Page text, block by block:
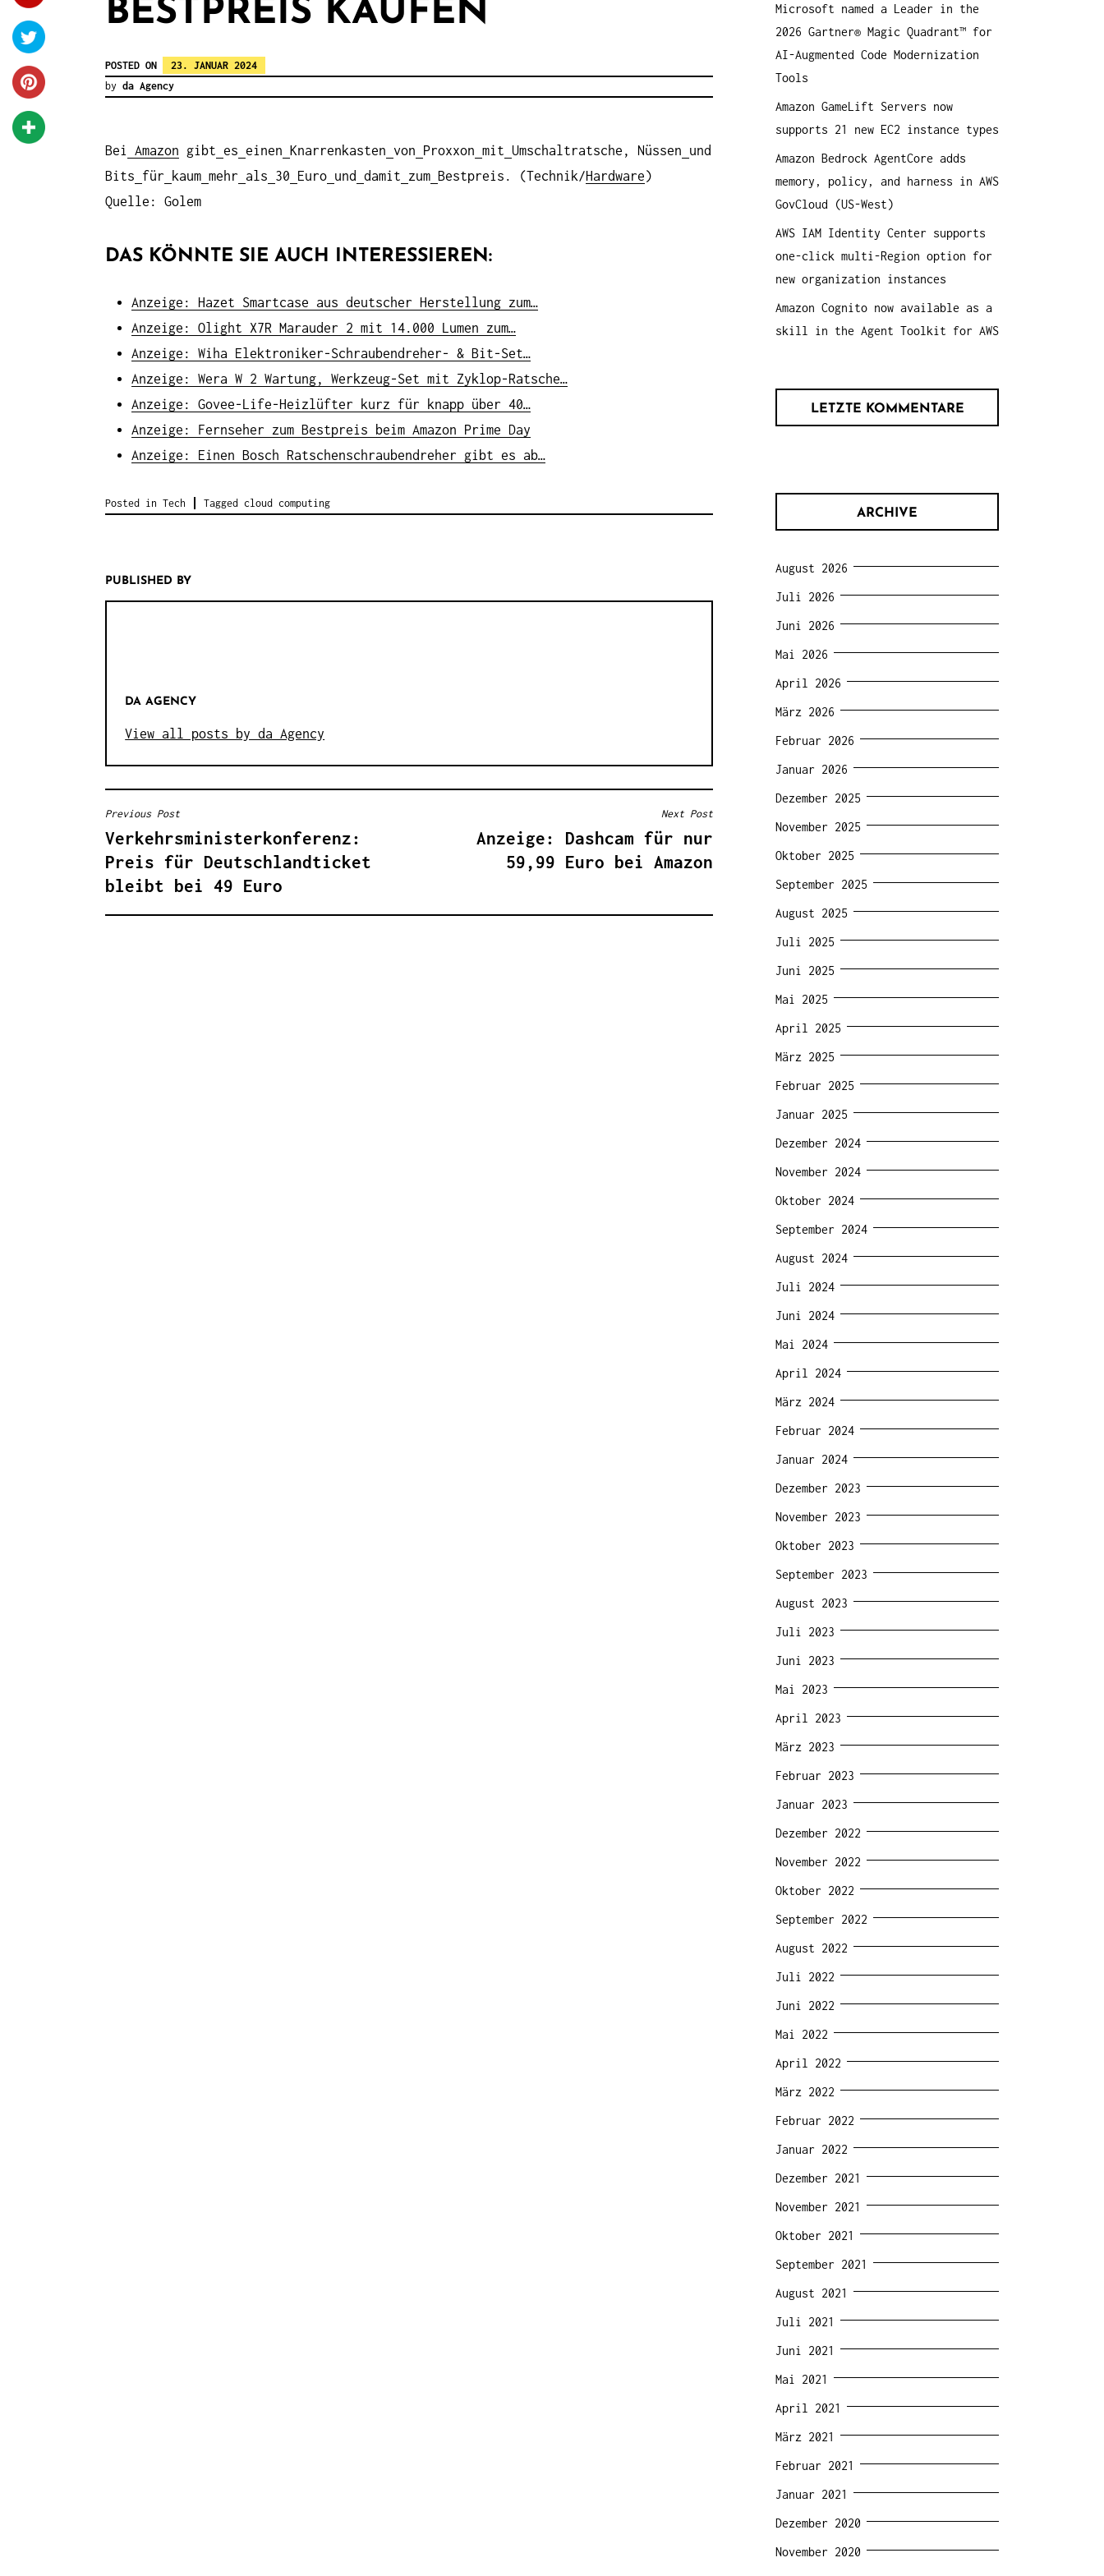
BESTPREIS KAUFEN
POSTED ON
23. JANUAR 2024
by da Agency
Bei Amazon gibt es einen Knarrenkasten von Proxxon mit Umschaltratsche, Nüssen
und
Bits
für kaum mehr als 30 Euro und damit zum Bestpreis. (Technik/Hardware)
Quelle: Golem
DAS KÖNNTE SIE AUCH INTERESSIEREN:
Anzeige: Hazet Smartcase aus deutscher Herstellung zum…
Anzeige: Olight X7R Marauder 2 mit 14.000 Lumen zum…
Anzeige: Wiha Elektroniker-Schraubendreher- & Bit-Set…
Anzeige: Wera W 2 Wartung, Werkzeug-Set mit Zyklop-Ratsche…
Anzeige: Govee-Life-Heizlüfter kurz für knapp über 40…
Anzeige: Fernseher zum Bestpreis beim Amazon Prime Day
Anzeige: Einen Bosch Ratschenschraubendreher gibt es ab…
Posted in Tech Tagged cloud computing
PUBLISHED BY
DA AGENCY
View all posts by da Agency
B
E
I
T
Previous Post
Verkehrsministerkonferenz:
Preis für Deutschlandticket
bleibt bei 49 Euro
Next Post
Anzeige: Dashcam für nur
59,99 Euro bei Amazon
a
c
h
:
Microsoft named a Leader in the
2026 Gartner® Magic Quadrant™ for
AI-Augmented Code Modernization
Tools
Amazon GameLift Servers now
supports 21 new EC2 instance types
Amazon Bedrock AgentCore adds
memory, policy, and harness in AWS
GovCloud (US-West)
AWS IAM Identity Center supports
one-click multi-Region option for
new organization instances
Amazon Cognito now available as a
skill in the Agent Toolkit for AWS
LETZTE KOMMENTARE
ARCHIVE
August 2026
Juli 2026
Juni 2026
Mai 2026
April 2026
März 2026
Februar 2026
Januar 2026
Dezember 2025
November 2025
Oktober 2025
September 2025
August 2025
Juli 2025
Juni 2025
Mai 2025
April 2025
März 2025
Februar 2025
Januar 2025
Dezember 2024
November 2024
Oktober 2024
September 2024
August 2024
Juli 2024
Juni 2024
Mai 2024
April 2024
März 2024
Februar 2024
Januar 2024
Dezember 2023
November 2023
Oktober 2023
September 2023
August 2023
Juli 2023
Juni 2023
Mai 2023
April 2023
März 2023
Februar 2023
Januar 2023
Dezember 2022
November 2022
Oktober 2022
September 2022
August 2022
Juli 2022
Juni 2022
Mai 2022
April 2022
März 2022
Februar 2022
Januar 2022
Dezember 2021
November 2021
Oktober 2021
September 2021
August 2021
Juli 2021
Juni 2021
Mai 2021
April 2021
März 2021
Februar 2021
Januar 2021
Dezember 2020
November 2020